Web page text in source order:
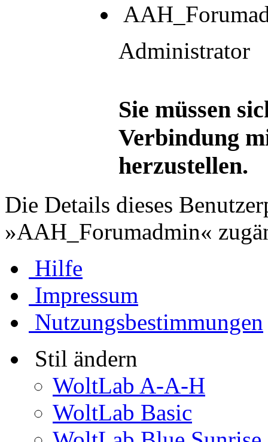
Administrator
Sie müssen
Verbindung
herzustellen.
Die Details dieses
»AAH_Forumadmin«
Hilfe
Impressum
Nutzungsbestimmungen
Stil ändern
WoltLab A-A-H
WoltLab Basic